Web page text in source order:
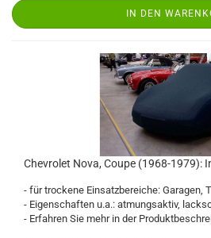
IN DEN
Chevrolet Nova, Coupe (1968-1979):
- für trockene Einsatzbereiche: Garagen,
- Eigenschaften u.a.: atmungsaktiv,
- Erfahren Sie mehr in der